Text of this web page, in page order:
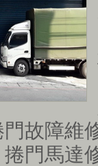
故障維
門馬達